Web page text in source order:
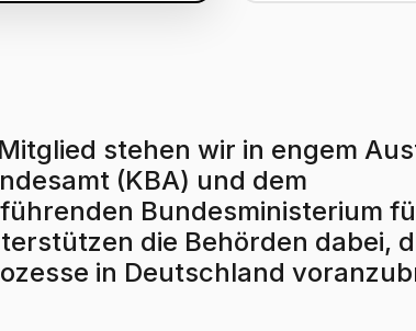
stehen wir in engem
(KBA) und dem
Bundesministerium
die Behörden dabei,
in Deutschland